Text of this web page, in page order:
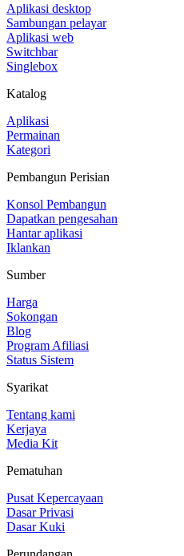
Aplikasi desktop
Sambungan pelayar
Aplikasi web
Switchbar
Singlebox
Katalog
Aplikasi
Permainan
Kategori
Pembangun Perisian
Konsol Pembangun
Dapatkan pengesahan
Hantar aplikasi
Iklankan
Sumber
Harga
Sokongan
Blog
Program Afiliasi
Status Sistem
Syarikat
Tentang kami
Kerjaya
Media Kit
Pematuhan
Pusat Kepercayaan
Dasar Privasi
Dasar Kuki